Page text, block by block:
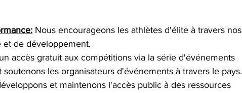
Nous encourageons les athlètes d'élite à travers nos
et de développement.
accès gratuit aux compétitions via la série d'événements
soutenons les organisateurs d'événements à travers le pays.
et maintenons l'accès public à des ressources